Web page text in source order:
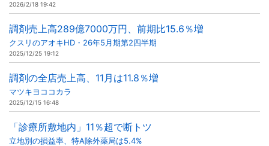
2026/2/18 19:42
調剤売上高289億7000万円、前期比15.6％増
クスリのアオキHD・26年5月期第2四半期
2025/12/25 19:12
調剤の全店売上高、11月は11.8％増
マツキヨココカラ
2025/12/15 16:48
「診療所敷地内」11％超で断トツ
立地別の損益率、特A除外薬局は5.4%